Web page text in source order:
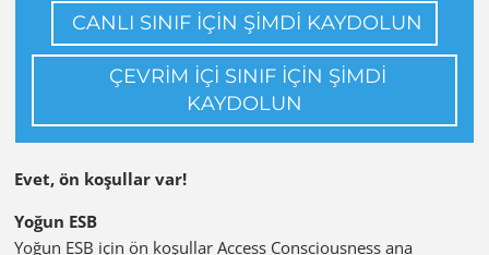
CANLI SINIF İÇİN ŞİMDİ KAYDOLUN
ÇEVRİM İÇİ SINIF İÇİN ŞİMDİ
KAYDOLUN
Evet, ön koşullar var!
Yoğun ESB
Yoğun ESB için ön koşullar Access Consciousness ana